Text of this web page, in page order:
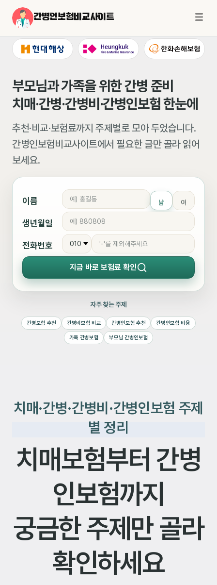
간병인보험비교사이트
부모님과 가족을 위한 간병 준비
치매·간병·간병비·간병인보험 한눈에
추천·비교·보험료까지 주제별로 모아 두었습니다.
간병인보험비교사이트에서 필요한 글만 골라 읽어
보세요.
이름 남 여
생년월일
전화번호
지금 바로 보험료 확인
자주 찾는 주제
간병보험 추천 간병비보험 비교 간병인보험 추천 간병인보험 비용
가족 간병보험 부모님 간병인보험
치매·간병·간병비·간병인보험 주제
별 정리
치매보험부터 간병
인보험까지
궁금한 주제만 골라
확인하세요